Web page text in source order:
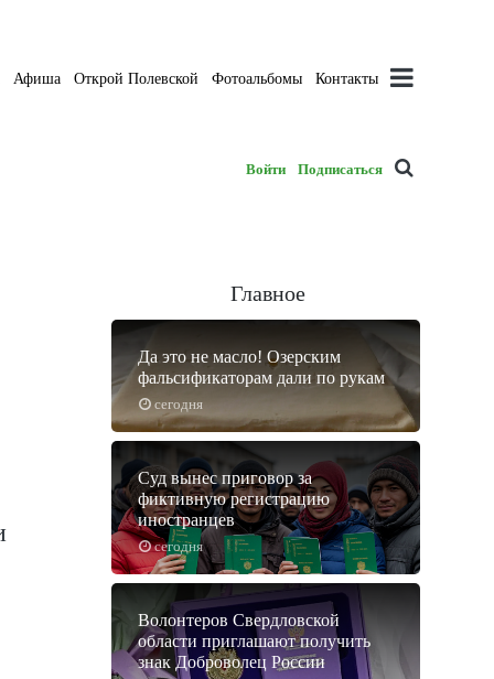
Афиша Открой Полевской Фотоальбомы Контакты
Войти Подписаться
Главное
сегодня
Да это не масло! Озерским
фальсификаторам дали по рукам
сегодня
Суд вынес приговор за
фиктивную регистрацию
иностранцев
Волонтеров Свердловской
области приглашают получить
знак Доброволец России